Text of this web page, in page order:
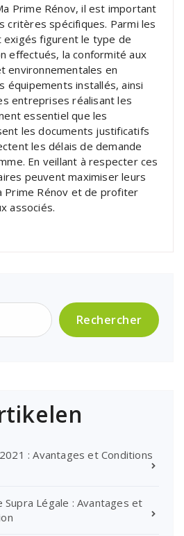
Prime Rénov, il est important
critères spécifiques. Parmi les
figurent le type de
effectués, la conformité aux
environnementales en
équipements installés, ainsi
entreprises réalisant les
essentiel que les
les documents justificatifs
les délais de demande
En veillant à respecter ces
peuvent maximiser leurs
Prime Rénov et de profiter
associés.
Rechercher
: Avantages et Conditions
Légale : Avantages et